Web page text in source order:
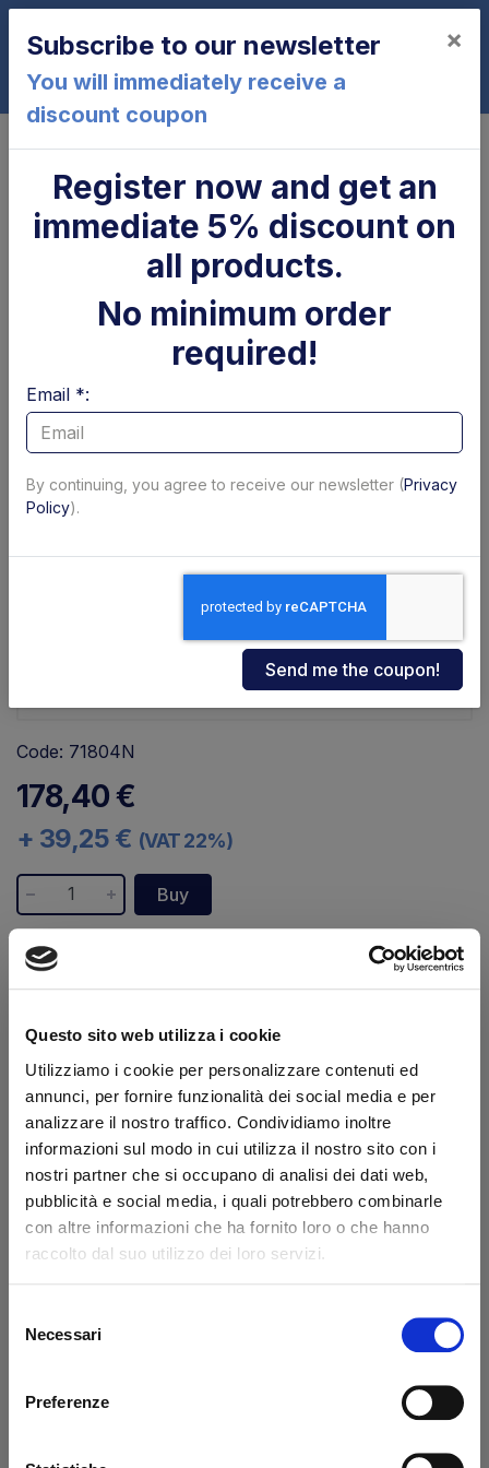
Questo sito web utilizza i cookie
Utilizziamo i cookie per personalizzare contenuti ed
annunci, per fornire funzionalità dei social media e per
analizzare il nostro traffico. Condividiamo inoltre
informazioni sul modo in cui utilizza il nostro sito con i
nostri partner che si occupano di analisi dei dati web,
pubblicità e social media, i quali potrebbero combinarle
con altre informazioni che ha fornito loro o che hanno
raccolto dal suo utilizzo dei loro servizi.
delNecessari
Preferenze
0
3-button wall-mounted push
button panel with LED
Code: 71804N
178,40 €
+ 39,25 € (VAT 22%)
Buy
Availability:
Shipping within 24/48 hours
Secure transaction
Do you have a VAT number?
What they say about us
Excellent
business profile source
Excellent service - the ordered
schedule. The staff was very
Subscribe to our newsletter
You will immediately receive a
discount coupon
×
Register now and get an
immediate 5% discount on
all products.
No minimum order
required!
Email *:
By continuing, you agree to receive our newsletter (Privacy
Policy).